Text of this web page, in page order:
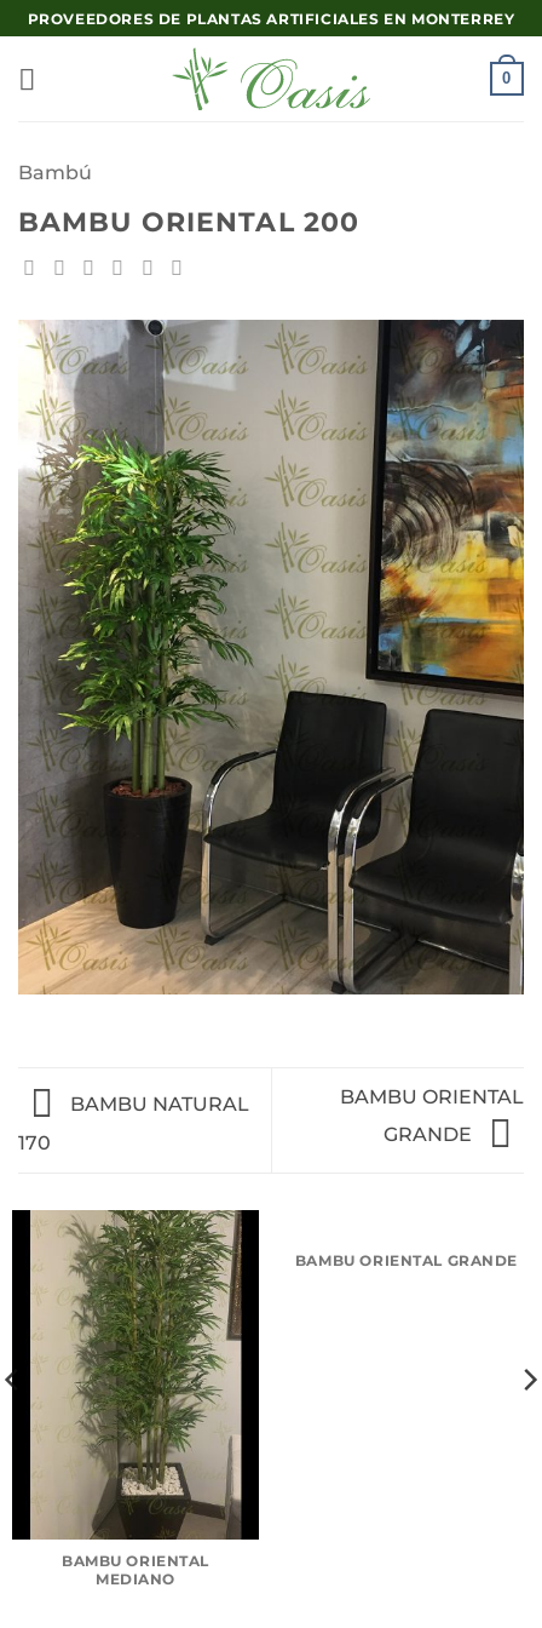
Saltar
al
contenido
PROVEEDORES DE PLANTAS ARTIFICIALES EN MONTERREY
0
Bambú
BAMBU ORIENTAL 200
BAMBU NATURAL
170
BAMBU ORIENTAL
GRANDE
BAMBU ORIENTAL
MEDIANO
BAMBU ORIENTAL GRANDE